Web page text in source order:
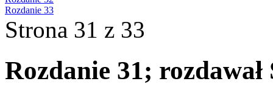
Rozdanie 33
Strona 31 z 33
Rozdanie 31;